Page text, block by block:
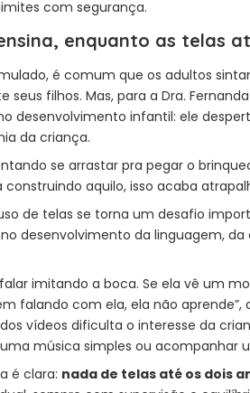
com segurança.
enquanto as telas
é comum que os adultos
filhos. Mas, para a Dra.
desenvolvimento infantil: ele
da criança.
se arrastar pra pegar o
aquilo, isso acaba
de telas se torna um desafio
desenvolvimento da linguagem, da
imitando a boca. Se ela vê um
falando com ela, ela não aprende”,
vídeos dificulta o interesse da
música simples ou acompanhar
é clara: nada de telas até os dois